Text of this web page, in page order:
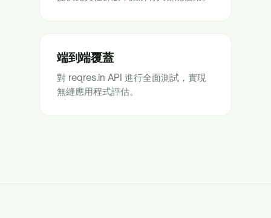
端到端覆蓋
對 reqres.in API 進行全面測試，實現
無縫應用程式評估。